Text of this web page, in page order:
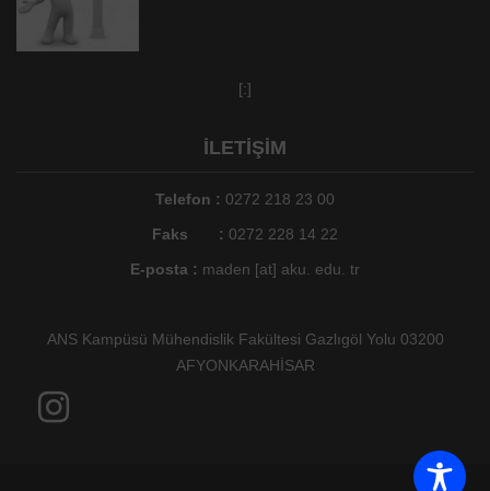
[:]
İLETİŞİM
Telefon : 0272 218 23 00
Faks : 0272 228 14 22
E-posta : maden [at] aku. edu. tr
ANS Kampüsü Mühendislik Fakültesi Gazlıgöl Yolu 03200
AFYONKARAHİSAR